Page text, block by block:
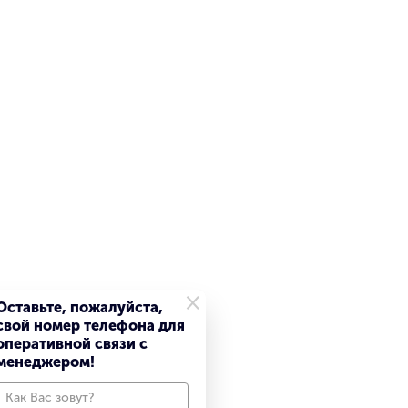
×
пожалуйста,
номер телефона для
связи с